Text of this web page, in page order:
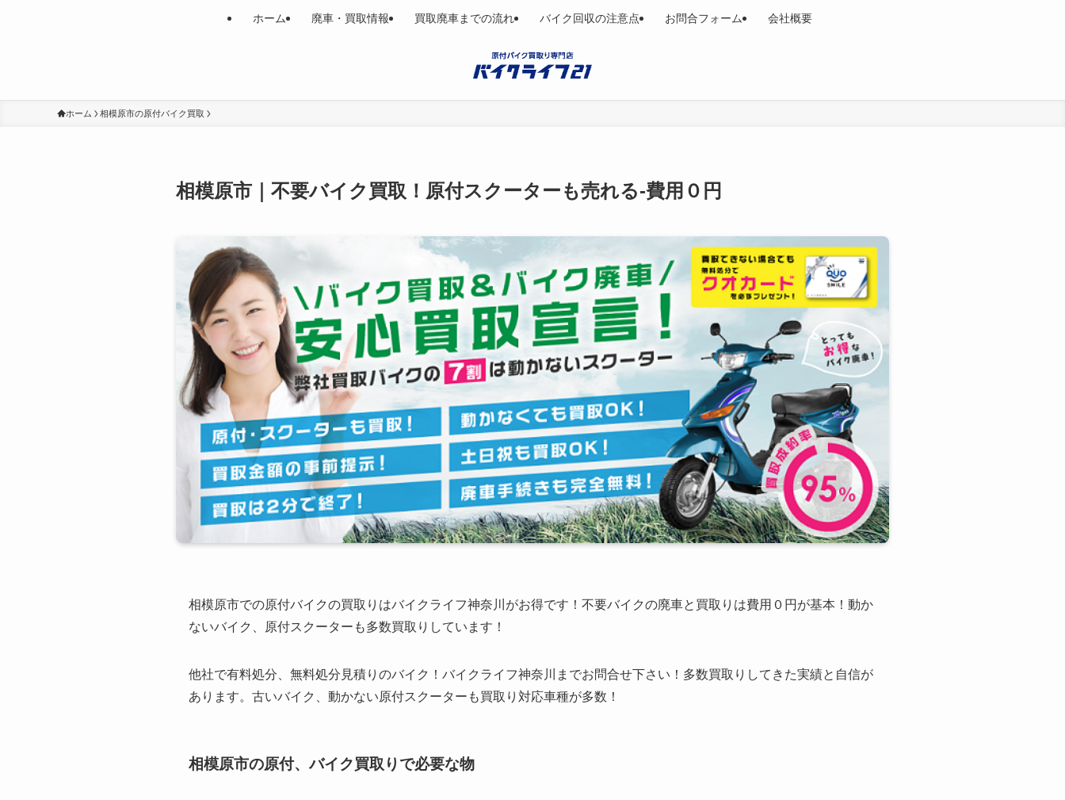
ホーム 廃車・買取情報 買取廃車までの流れ バイク回収の注意点 お問合フォーム 会社概要
ホーム 相模原市の原付バイク買取
相模原市｜不要バイク買取！原付スクーターも売れる-費用０円
相模原市での原付バイクの買取りはバイクライフ神奈川がお得です！不要バイクの廃車と買取りは費用０円が基本！動か
ないバイク、原付スクーターも多数買取りしています！
他社で有料処分、無料処分見積りのバイク！バイクライフ神奈川までお問合せ下さい！多数買取りしてきた実績と自信が
あります。古いバイク、動かない原付スクーターも買取り対応車種が多数！
相模原市の原付、バイク買取りで必要な物